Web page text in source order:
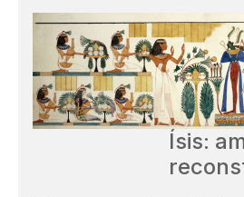
Ísis: